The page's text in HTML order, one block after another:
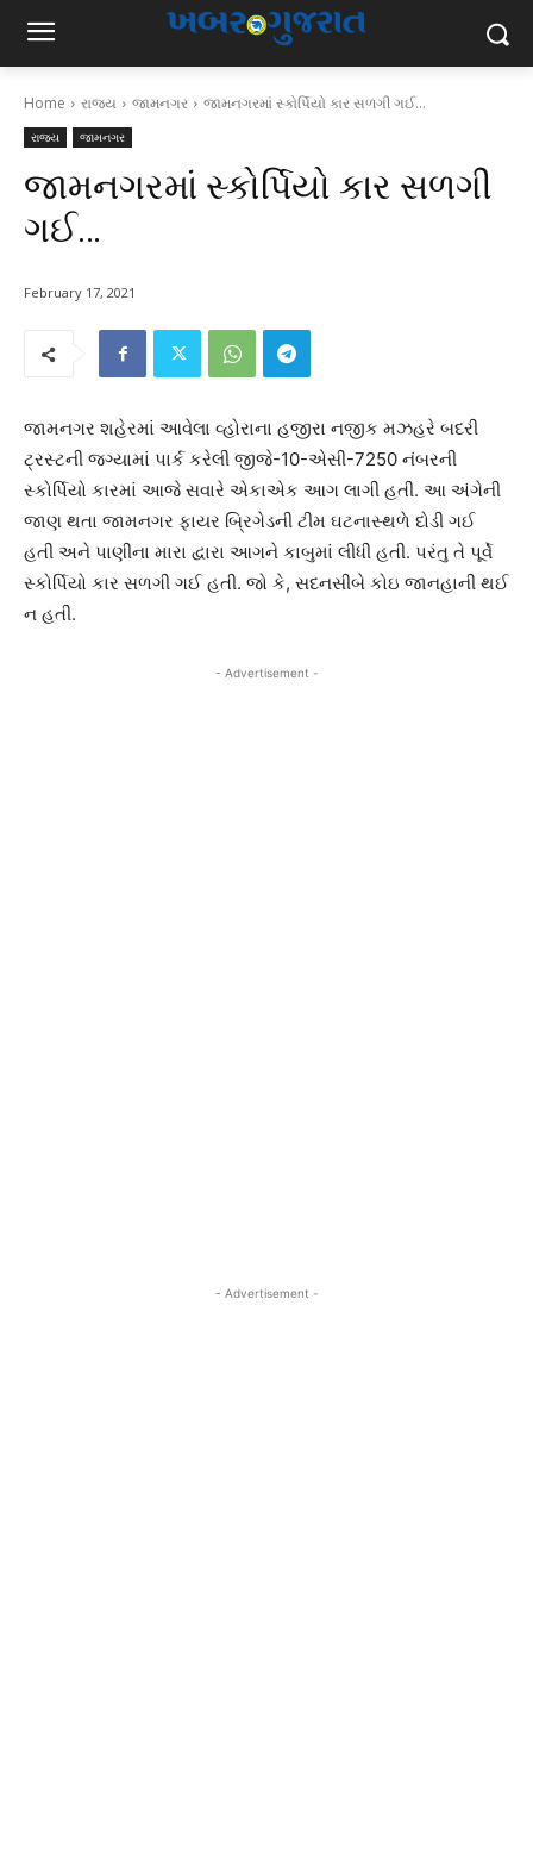
Home રાજ્ય જામનગર જામનગરમાં સ્કોર્પિયો કાર સળગી ગઈ...
રાજ્ય જામનગર
જામનગરમાં સ્કોર્પિયો કાર સળગી
ગઈ…
February 17, 2021
જામનગર શહેરમાં આવેલા વ્હોરાના હજીરા નજીક મઝહરે બદરી
ટ્રસ્ટની જગ્યામાં પાર્ક કરેલી જીજે-10-એસી-7250 નંબરની
સ્કોર્પિયો કારમાં આજે સવારે એકાએક આગ લાગી હતી. આ અંગેની
જાણ થતા જામનગર ફાયર બ્રિગેડની ટીમ ઘટનાસ્થળે દોડી ગઈ
હતી અને પાણીના મારા દ્વારા આગને કાબુમાં લીધી હતી. પરંતુ તે પૂર્વે
સ્કોર્પિયો કાર સળગી ગઈ હતી. જો કે, સદનસીબે કોઇ જાનહાની થઈ
ન હતી.
- Advertisement -
- Advertisement -